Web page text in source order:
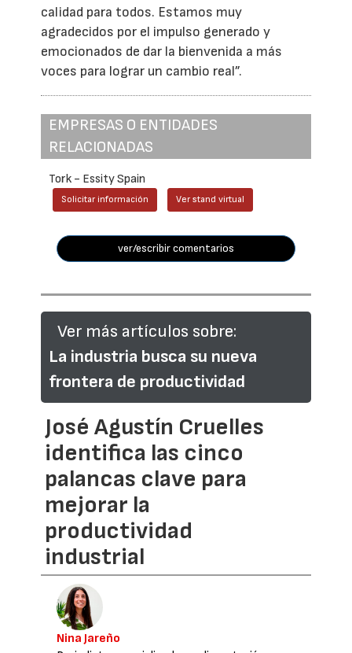
calidad para todos. Estamos muy
agradecidos por el impulso generado y
emocionados de dar la bienvenida a más
voces para lograr un cambio real”.
EMPRESAS O ENTIDADES
RELACIONADAS
Tork - Essity Spain
Solicitar información Ver stand virtual
ver/escribir comentarios
Ver más artículos sobre:
La industria busca su nueva
frontera de productividad
José Agustín Cruelles
identifica las cinco
palancas clave para
mejorar la
productividad
industrial
Nina Jareño